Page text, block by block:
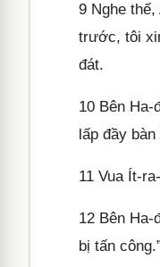
9 Nghe
trước, tôi
đát.
10 Bên Ha-
lấp đầy
11 Vua Ít-
12 Bên Ha-
bị tấn